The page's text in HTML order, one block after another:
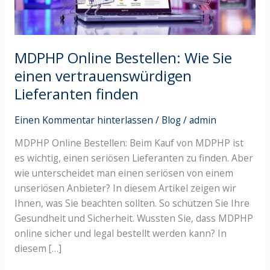
MDPHP Online Bestellen: Wie Sie
einen vertrauenswürdigen
Lieferanten finden
Einen Kommentar hinterlassen / Blog/admin
MDPHP Online Bestellen: Beim Kauf von MDPHP ist
es wichtig, einen seriösen Lieferanten zu finden. Aber
wie unterscheidet man einen seriösen von einem
unseriösen Anbieter? In diesem Artikel zeigen wir
Ihnen, was Sie beachten sollten. So schützen Sie Ihre
Gesundheit und Sicherheit. Wussten Sie, dass MDPHP
online sicher und legal bestellt werden kann? In
diesem […]
Lieferanten
finden